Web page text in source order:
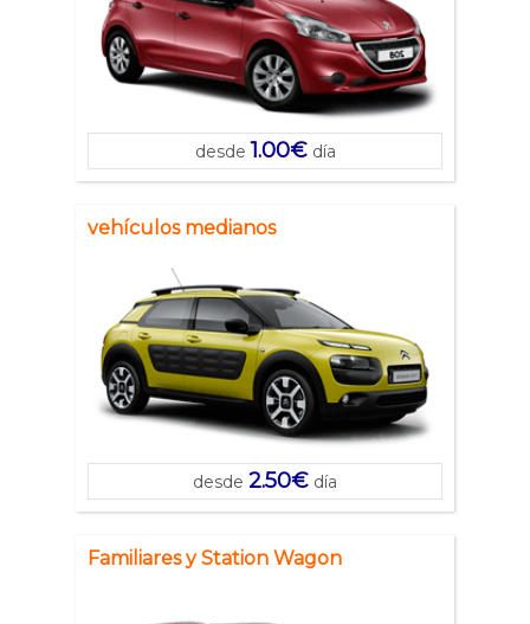
desde 1.00€día
vehículos medianos
desde 2.50€ día
Familiares y Station Wagon